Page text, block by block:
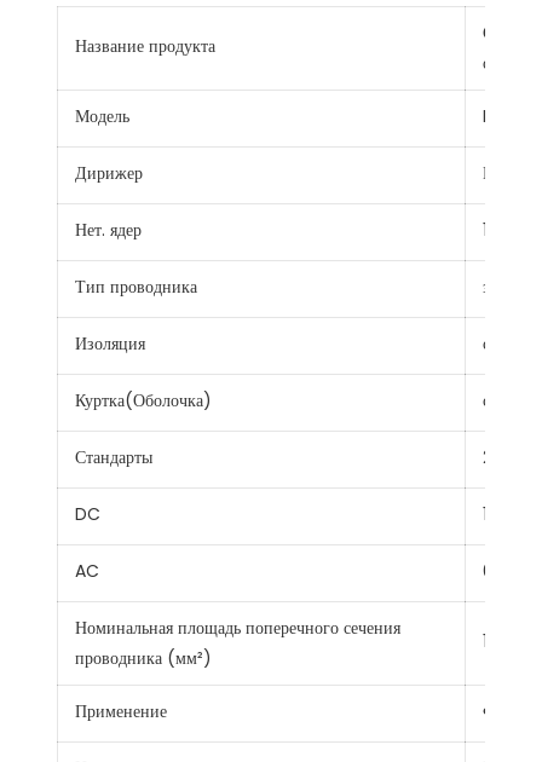
Название продукта
Модель PV1-F
Дирижер Провод
Нет. ядер 1
Тип проводника
Изоляция
Куртка(Оболочка)
Стандарты 2ПфГ
DC 1.8кв
AC 0.6/1кв
Номинальная площадь поперечного сечения
проводника (мм²)
1,5~35
Применение